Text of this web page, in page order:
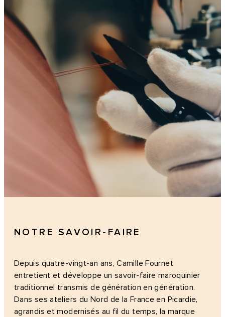
NOTRE SAVOIR-FAIRE
Depuis quatre-vingt-an ans, Camille Fournet
entretient et développe un savoir-faire maroquinier
traditionnel transmis de génération en génération.
Dans ses ateliers du Nord de la France en Picardie,
agrandis et modernisés au fil du temps, la marque